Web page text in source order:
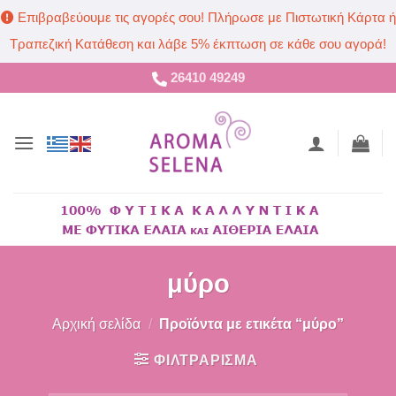
Επιβραβεύουμε τις αγορές σου! Πλήρωσε με Πιστωτική Κάρτα ή
Τραπεζική Κατάθεση και λάβε 5% έκπτωση σε κάθε σου αγορά!
στο
26410 49249
μύρο
Αρχική σελίδα / Προϊόντα με ετικέτα “μύρο”
ΦΙΛΤΡΑΡΙΣΜΑ